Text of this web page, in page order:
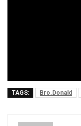
TAGS: Bro.Donald